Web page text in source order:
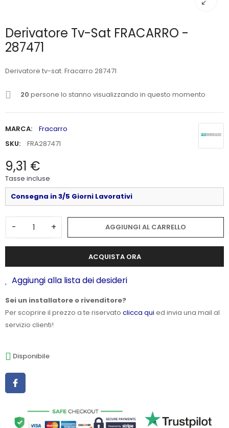
Derivatore Tv-Sat FRACARRO -
287471
Derivatore tv-sat. Fracarro 287471
20 persone lo stanno visualizzando in questo momento
MARCA:
Fracarro
SKU:
FRA287471
9,31 €
Tasse incluse
Consegna in 3/5 Giorni Lavorativi
- + AGGIUNGI AL CARRELLO
ACQUISTA ORA
Aggiungi alla lista dei desideri
Sei un installatore o rivenditore?
Per scoprire il prezzo a te riservato clicca qui ed invia una mail al
servizio clienti!
Disponibile